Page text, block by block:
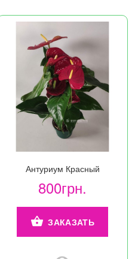
Антуриум Красный
800грн.
ЗАКАЗАТЬ